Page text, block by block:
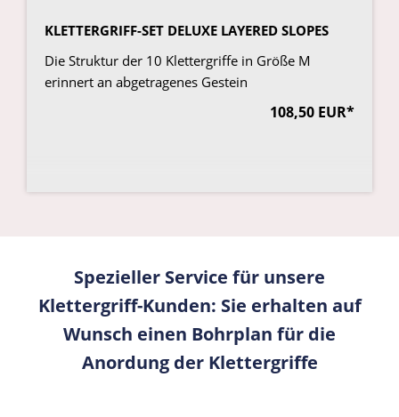
KLETTERGRIFF-SET DELUXE LAYERED SLOPES
Die Struktur der 10 Klettergriffe in Größe M
erinnert an abgetragenes Gestein
108,50 EUR*
Spezieller Service für unsere
Klettergriff-Kunden: Sie erhalten auf
Wunsch einen Bohrplan für die
Anordung der Klettergriffe